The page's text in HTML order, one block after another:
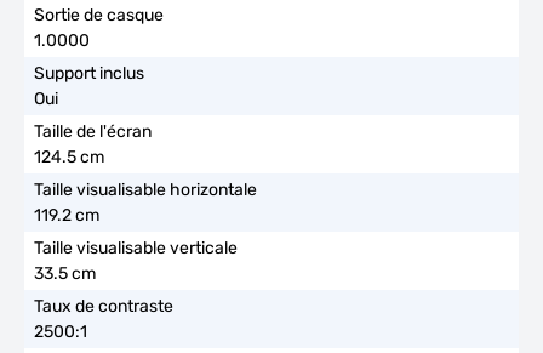
1.0000
Oui
124.5 cm
119.2 cm
33.5 cm
2500:1